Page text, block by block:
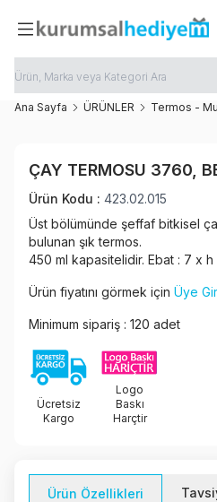
Ana Sayfa ÜRÜNLER Termos -
ÇAY TERMOSU 3760,
Ürün Kodu : 423.02.015
Üst bölümünde şeffaf bitkisel
bulunan şık termos.
450 ml kapasitelidir. Ebat : 7 x h
Ürün fiyatını görmek için Üye
Minimum sipariş : 120 adet
Ücretsiz
Kargo
Logo
Baskı
Harçtir
Ürün Özellikleri